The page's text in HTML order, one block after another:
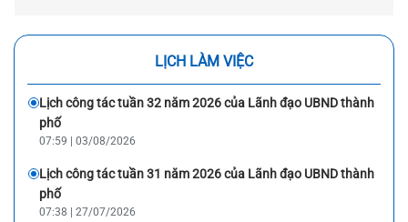
LỊCH LÀM VIỆC
Lịch công tác tuần 32 năm 2026 của Lãnh đạo UBND thành
phố
07:59 | 03/08/2026
Lịch công tác tuần 31 năm 2026 của Lãnh đạo UBND thành
phố
07:38 | 27/07/2026